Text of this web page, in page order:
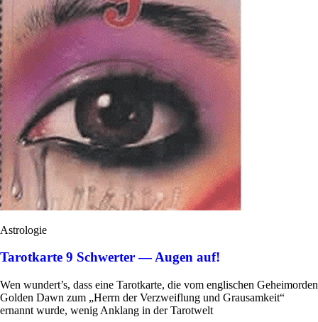
Astrologie
Tarotkarte 9 Schwerter — Augen auf!
Wen wundert’s, dass eine Tarot­karte, die vom eng­li­schen Geheim­orden
Golden Dawn zum „Herrn der Ver­zweif­lung und Grau­sam­keit“
ernannt wurde, wenig Anklang in der Tarotwelt